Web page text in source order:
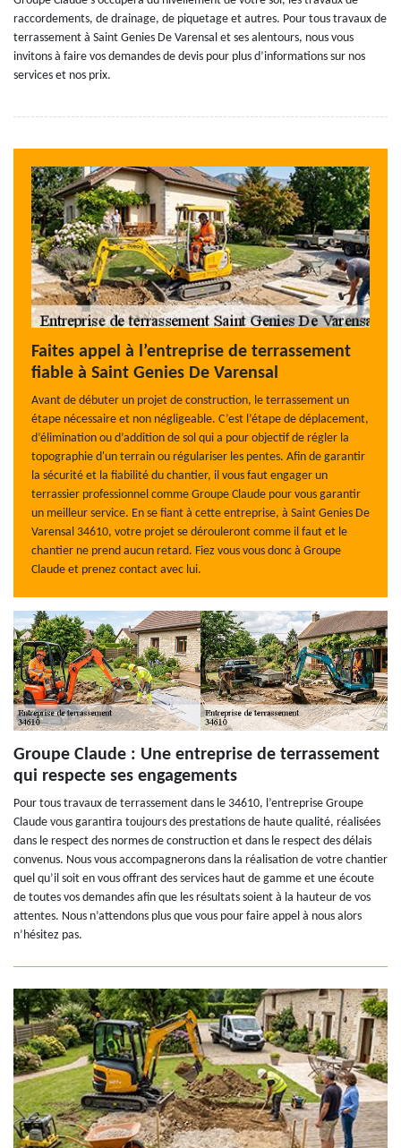
raccordements, de drainage, de piquetage et autres. Pour tous travaux de
terrassement à Saint Genies De Varensal et ses alentours, nous vous
invitons à faire vos demandes de devis pour plus d’informations sur nos
services et nos prix.
Faites appel à l’entreprise de terrassement
fiable à Saint Genies De Varensal
Avant de débuter un projet de construction, le terrassement un
étape nécessaire et non négligeable. C’est l’étape de déplacement,
d’élimination ou d’addition de sol qui a pour objectif de régler la
topographie d'un terrain ou régulariser les pentes. Afin de garantir
la sécurité et la fiabilité du chantier, il vous faut engager un
terrassier professionnel comme Groupe Claude pour vous garantir
un meilleur service. En se fiant à cette entreprise, à Saint Genies De
Varensal 34610, votre projet se dérouleront comme il faut et le
chantier ne prend aucun retard. Fiez vous vous donc à Groupe
Claude et prenez contact avec lui.
Groupe Claude : Une entreprise de terrassement
qui respecte ses engagements
Pour tous travaux de terrassement dans le 34610, l’entreprise Groupe
Claude vous garantira toujours des prestations de haute qualité, réalisées
dans le respect des normes de construction et dans le respect des délais
convenus. Nous vous accompagnerons dans la réalisation de votre chantier
quel qu’il soit en vous offrant des services haut de gamme et une écoute
de toutes vos demandes afin que les résultats soient à la hauteur de vos
attentes. Nous n’attendons plus que vous pour faire appel à nous alors
n’hésitez pas.